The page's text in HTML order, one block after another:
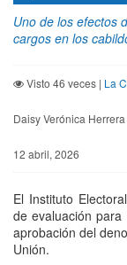
Uno de los efectos
cargos en los
Visto 46 veces | La
Daisy Verónica
12 abril, 2026
El Instituto
de evaluación
aprobación del
Unión.